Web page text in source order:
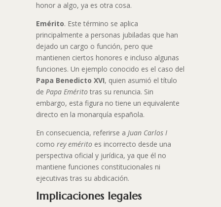
honor a algo, ya es otra cosa.
Emérito. Este término se aplica
principalmente a personas jubiladas que han
dejado un cargo o función, pero que
mantienen ciertos honores e incluso algunas
funciones. Un ejemplo conocido es el caso del
Papa Benedicto XVI, quien asumió el título
de Papa Emérito tras su renuncia. Sin
embargo, esta figura no tiene un equivalente
directo en la monarquía española.
En consecuencia, referirse a Juan Carlos I
como rey emérito es incorrecto desde una
perspectiva oficial y jurídica, ya que él no
mantiene funciones constitucionales ni
ejecutivas tras su abdicación.
Implicaciones legales